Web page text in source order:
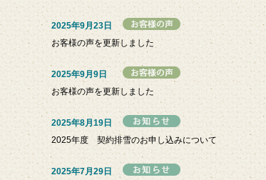
2025年9月23日
お客様の声を更新しました
2025年9月9日
お客様の声を更新しました
2025年8月19日
2025年度 契約排雪のお申し込みについて
2025年7月29日